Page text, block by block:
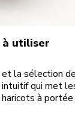
utiliser
la sélection
intuitif qui met
à portée